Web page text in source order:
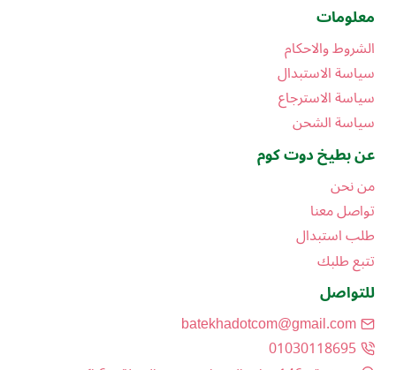
معلومات
الشروط والاحكام
سياسة الاستبدال
سياسة الاسترجاع
سياسة الشحن
عن بطيخ دوت كوم
من نحن
تواصل معنا
طلب استبدال
تتبع طلبك
للتواصل
batekhadotcom@gmail.com
01030118695